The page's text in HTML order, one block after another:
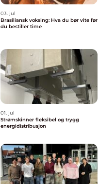
03. jul
Brasiliansk voksing: Hva du bør vite før
du bestiller time
01. jul
Strømskinner fleksibel og trygg
energidistribusjon